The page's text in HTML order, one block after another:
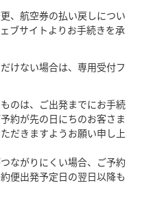
、航空券の払い戻しについ
ブサイトよりお手続きを承
けない場合は、専用受付フ
のは、ご出発までにお手続
約が先の日にちのお客さま
だきますようお願い申し上
ながりにくい場合、ご予約
便出発予定日の翌日以降も